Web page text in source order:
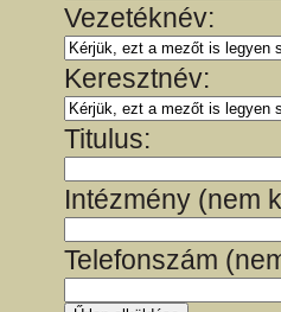
Vezetéknév:
Keresztnév:
Titulus:
Intézmény (nem
Telefonszám